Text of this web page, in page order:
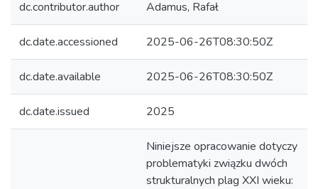
dc.contributor.author Adamus, Rafał
dc.date.accessioned 2025-06-26T08:30:50Z
dc.date.available 2025-06-26T08:30:50Z
dc.date.issued 2025
Niniejsze opracowanie dotyczy
problematyki związku dwóch
strukturalnych plag XXI wieku: